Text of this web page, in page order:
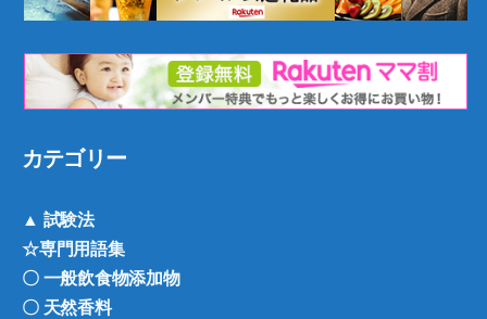
カテゴリー
▲ 試験法
☆専門用語集
〇 一般飲食物添加物
〇 天然香料